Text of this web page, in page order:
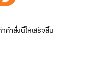
คำสั่งนี้ให้เสร็จสิ้น